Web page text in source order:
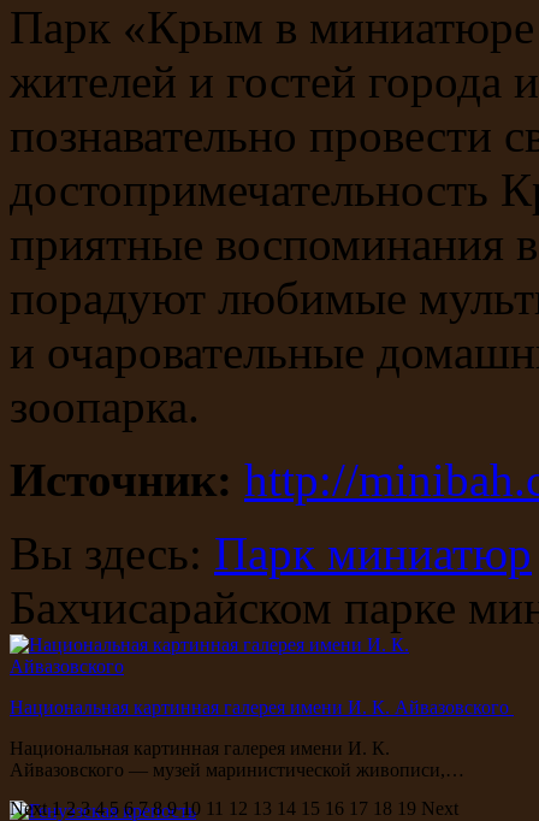
Парк «Крым в миниатюре
жителей и гостей города
познавательно провести
достопримечательность
приятные воспоминания
порадуют любимые
и очаровательные
зоопарка.
Источник: http://
Вы здесь: Парк миниатюр
Бахчисарайском парке
Национальная картинная галерея имени И. К. Айвазовского
Национальная картинная галерея имени И. К.
Айвазовского — музей маринистической живописи,…
Next12345678910 11 12 13 14 15 16 17 18 19 Next